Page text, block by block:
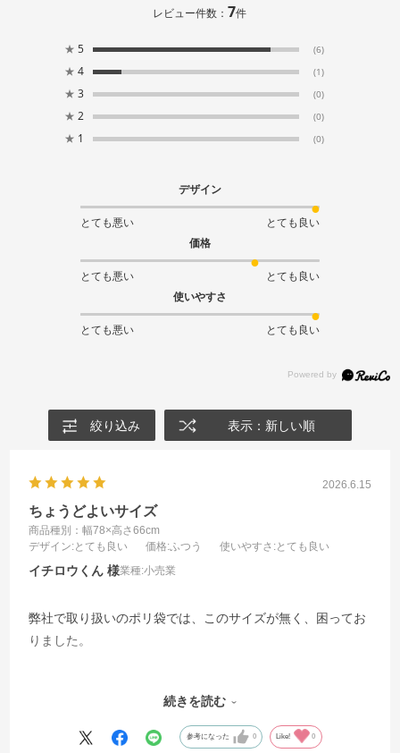
レビュー件数： 7件
★ 5 (6)
★ 4 (1)
★ 3 (0)
★ 2 (0)
★ 1 (0)
デザイン
とても悪い
とても良い
価格
とても悪い
とても良い
使いやすさ
とても悪い とても良い
絞り込み 表示：新しい順
2026.6.15
ちょうどよいサイズ
商品種別：幅78×高さ66cm
デザイン:とても良い 価格:ふつう 使いやすさ :とても良い
イチロウくん 業種:小売業
弊社で取り扱いのポリ袋では、このサイズが無く、困ってお
りました。
ても袋に入れて差し上げると、
とても喜ばれます。
続きを読む
参考になった 0 Like! 0